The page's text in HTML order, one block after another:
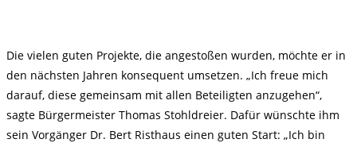
Die vielen guten Projekte, die angestoßen wurden, möchte er in
den nächsten Jahren konsequent umsetzen. „Ich freue mich
darauf, diese gemeinsam mit allen Beteiligten anzugehen“,
sagte Bürgermeister Thomas Stohldreier. Dafür wünschte ihm
sein Vorgänger Dr. Bert Risthaus einen guten Start: „Ich bin